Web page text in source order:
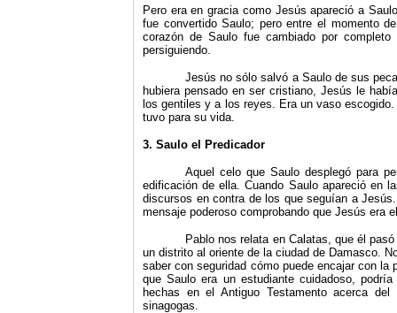
Pero era en gracia como Jesús apareció a
fue convertido Saulo; pero entre el momento
corazón de Saulo fue cambiado por
persiguiendo.
Jesús no sólo salvó a Saulo de sus
hubiera pensado en ser cristiano, Jesús le
los gentiles y a los reyes. Era un vaso
tuvo para su vida.
3. Saulo el Predicador
Aquel celo que Saulo desplegó para
edificación de ella. Cuando Saulo apareció en
discursos en contra de los que seguían a
mensaje poderoso comprobando que Jesús era
Pablo nos relata en Calatas, que él
un distrito al oriente de la ciudad de Damasco.
saber con seguridad cómo puede encajar con
que Saulo era un estudiante cuida­doso,
hechas en el Antiguo Testamento acerca
sinagogas.